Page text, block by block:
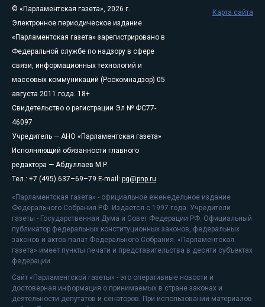
© «Парламентская газета», 2026 г.
Электронное периодическое издание
«Парламентская газета» зарегистрировано в
Федеральной службе по надзору в сфере
связи, информационных технологий и
массовых коммуникаций (Роскомнадзор) 05
августа 2011 года. 18+
Свидетельство о регистрации Эл № ФС77-
46097
Учредитель — АНО «Парламентская газета»
Исполняющий обязанности главного
редактора — Абдуллаев М.Р.
Тел.: +7 (495) 637–69–79 E-mail: pg@pnp.ru
«Парламентская газета» - официальное еженедельное издание
Федерального Собрания РФ. Издается с 1997 года. Учредители
газеты - Государственная Дума и Совет Федерации РФ. Официальный
публикатор федеральных конституционных законов, федеральных
законов и актов палат Федерального Собрания. «Парламентская
газета» имеет пункты печати и представительства в десяти субъектах
федерации.
Сайт «Парламентской газеты» - это оперативные новости и
достоверная информация о принимаемых в стране законах и
деятельности депутатов и сенаторов. При использовании материалов
Карта сайта